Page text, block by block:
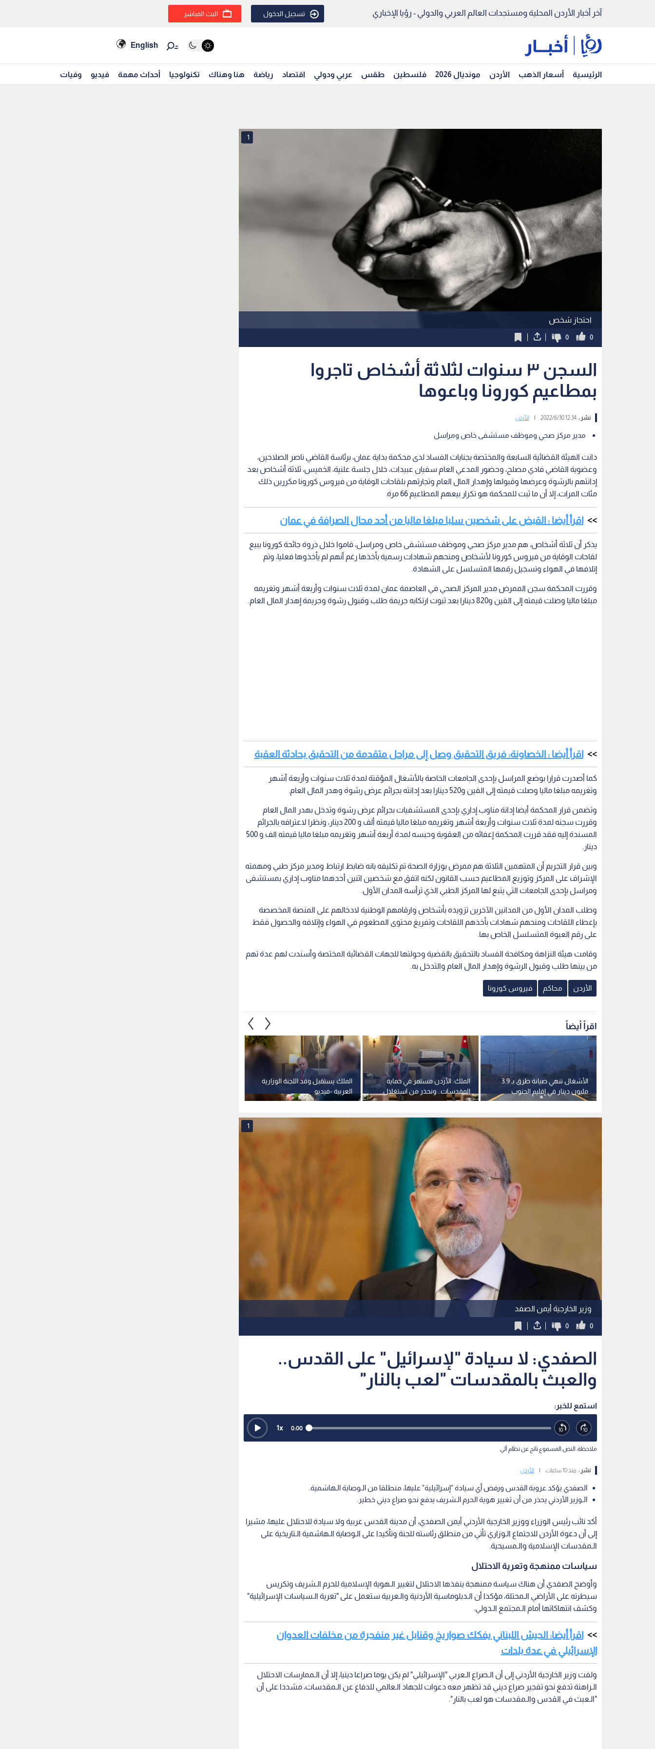
آخر أخبار الأردن المحلية ومستجدات العالم العربي والدولي - رؤيا الإخباري تسجيل الدخول البث المباشر
English
الرئيسية أسعار الذهب الأردن مونديال 2026 فلسطين طقس عربي ودولي اقتصاد رياضة هنا وهناك تكنولوجيا أحداث مهمة فيديو وفيات
احتجاز شخص
1
0
0
السجن ٣ سنوات لثلاثة أشخاص تاجروا
بمطاعيم كورونا وباعوها
نشر :12:34 2022/6/30 الأردن
مدير مركز صحي وموظف مستشفى خاص ومراسل
دانت الهيئة القضائية السابعة والمختصة بجنايات الفساد لدى محكمة بداية عمان، برئاسة القاضي ناصر الصلاحين،
وعضوية القاضي فادي مصلح، وحضور المدعي العام سفيان عبيدات، خلال جلسة علنية، الخميس، ثلاثة أشخاص بعد
إدانتهم بالرشوة وعرضها وقبولها وإهدار المال العام وتجارتهم بلقاحات الوقاية من فيروس كورونا مكررين ذلك
مئات المرات، إلا أن ما ثبت للمحكمة هو تكرار بيعهم المطاعيم 66 مرة.
اقرأ أيضا : القبض على شخصين سلبا مبلغا ماليا من أحد محال الصرافة في عمان
يذكر أن ثلاثة أشخاص، هم مدير مركز صحي وموظف مستشفى خاص ومراسل، قاموا خلال ذروة جائحة كورونا ببيع
لقاحات الوقاية من فيروس كورونا لأشخاص ومنحهم شهادات رسمية بأخذها رغم أنهم لم يأخذوها فعليا، وتم
إتلافها في الهواء وتسجيل رقمها المتسلسل على الشهادة.
وقررت المحكمة سجن الممرض مدير المركز الصحي في العاصمة عمان لمدة ثلاث سنوات وأربعة أشهر وتغريمه
مبلغا ماليا وصلت قيمته إلى الفين و820 دينارا بعد ثبوت ارتكابه جريمة طلب وقبول رشوة وجريمة إهدار المال العام.
اقرأ أيضا : الخصاونة: فريق التحقيق وصل إلى مراحل متقدمة من التحقيق بحادثة العقبة
كما أصدرت قرارا بوضع المراسل بإحدى الجامعات الخاصة بالأشغال المؤقتة لمدة ثلاث سنوات وأربعة أشهر
وتغريمه مبلغا ماليا وصلت قيمته إلى الفين و520 دينارا بعد إدانته بجرائم عرض رشوة وهدر المال العام.
وتضمن قرار المحكمة أيضا إدانة مناوب إداري بإحدى المستشفيات بجرائم عرض رشوة وتدخل بهدر المال العام
وقررت سجنه لمدة ثلاث سنوات وأربعة أشهر وتغريمه مبلغا ماليا قيمته ألف و 200 دينار، ونظرا لاعترافه بالجرائم
المسندة إليه فقد قررت المحكمة إعفائه من العقوبة وحبسه لمدة أربعة أشهر وتغريمه مبلغا ماليا قيمته الف و 500
دينار.
وبين قرار التجريم أن المتهمين الثلاثة هم ممرض بوزارة الصحة تم تكليفه بانه ضابط ارتباط ومدير مركز طبي ومهمته
الإشراف على المركز وتوزيع المطاعيم حسب القانون لكنه اتفق مع شخصين اثنين أحدهما مناوب إداري بمستشفى
ومراسل بإحدى الجامعات التي يتبع لها المركز الطبي الذي ترأسه المدان الأول.
وطلب المدان الأول من المدانين الآخرين تزويده بأشخاص وارقامهم الوطنية لادخالهم على المنصة المخصصة
بإعطاء اللقاحات ومنحهم شهادات بأخذهم اللقاحات وتفريغ محتوى المطعوم في الهواء وإتلافه والحصول فقط
على رقم العبوة المتسلسل الخاص بها.
وقامت هيئة النزاهة ومكافحة الفساد بالتحقيق بالقضية وحولتها للجهات القضائية المختصة وأسندت لهم عدة تهم
من بينها طلب وقبول الرشوة وإهدار المال العام والتدخل به.
الأردن محاكم فيروس كورونا
اقرأ أيضاً
الملك يستقبل وفد اللجنة الوزارية
العربية -فيديو
الملك: الأردن مستمر في حماية
المقدسات.. ونحذر من استغلال
الاضطرابات لفرض واقع جديد
الأشغال تنهي صيانة طرق بـ 3.9
مليون دينار في إقليم الجنوب
وزير الخارجية أيمن الصفد
1
0
0
الصفدي: لا سيادة "لإسرائيل" على القدس..
والعبث بالمقدسات "لعب بالنار"
استمع للخبر:
0:00
1x
ملاحظة: النص المسموع ناتج عن نظام آلي
نشر : منذ 10 ساعات الأردن
الصفدي يؤكد عروبة القدس ورفض أي سيادة "إسرائيلية" عليها، منطلقا من الـوصاية الـهاشمية.
الـوزير الأردني يحذر من أن تغيير هوية الحرم الـشريف يدفع نحو صراع ديني خطير.
أكد نائب رئيس الوزراء ووزير الخارجية الأردني أيمن الصفدي، أن مدينة القدس عربية ولا سيادة للاحتلال عليها، مشيرا
إلى أن دعوة الأردن للاجتماع الـوزاري تأتي من منطلق رئاسته للجنة وتأكيدا على الـوصاية الـهاشمية الـتاريخية على
الـمقدسات الإسلامية والـمسيحية.
سياسات ممنهجة وتعرية الاحتلال
وأوضح الصفدي أن هناك سياسة ممنهجة ينفذها الاحتلال لتغيير الـهوية الإسلامية للحرم الـشريف وتكريس
سيطرته على الأراضي الـمحتلة، مؤكدا أن الـدبلوماسية الأردنية والـعربية ستعمل على "تعرية الـسياسات الإسرائيلية"
وكشف انتهاكاتها أمام الـمجتمع الـدولي.
اقرأ أيضا: الجيش اللبناني يفكك صواريخ وقنابل غير منفجرة من مخلفات العدوان
الإسرائيلي في عدة بلدات
ولفت وزير الخارجية الأردني إلى أن الـصراع الـعربي "الإسرائيلي" لم يكن يوما صراعا دينيا، إلا أن الـممارسات الاحتلال
الـراهنة تدفع نحو تفجير صراع ديني قد تظهر معه دعوات للجهاد الـعالمي للدفاع عن الـمقدسات، مشددا على أن
"الـعبث في القدس والـمقدسات هو لعب بالنار".